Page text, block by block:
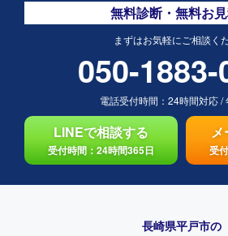
無料診断・無料お
まずはお気軽にご相談く
050-1883-
電話受付時間： 24時間対応/
LINEで相談する
受付時間：24時間365日
メ
受
長崎県平戸市の